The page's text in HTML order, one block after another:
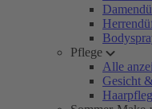
Pflege
Alle
Gesicht